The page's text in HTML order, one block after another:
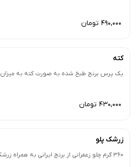
490,000 تومان
کته
یک پرس برنج طبخ شده به صورت کته به میزان 360 گرم
430,000 تومان
زرشک پلو
360 گرم چلو زعفرانی از برنج ایرانی به همراه زرشک